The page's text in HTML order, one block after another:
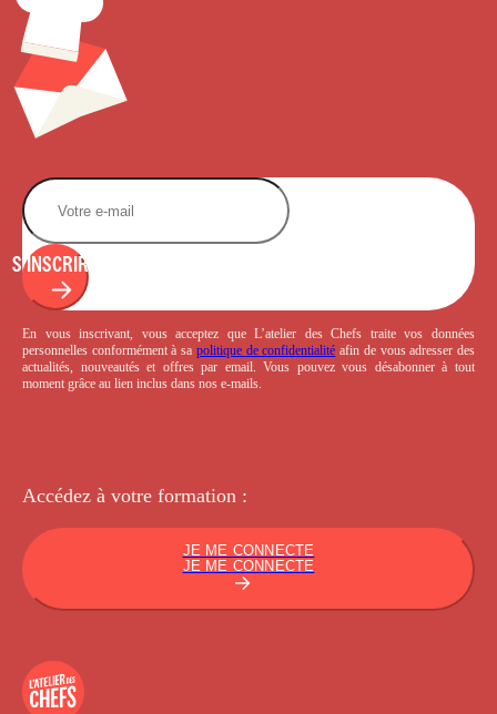
S'INSCRIRE
En vous inscrivant, vous acceptez que L’atelier des Chefs traite vos données
personnelles conformément à sa politique de confidentialité afin de vous adresser des
actualités, nouveautés et offres par email. Vous pouvez vous désabonner à tout
moment grâce au lien inclus dans nos e-mails.
Accédez à votre formation :
JE ME CONNECTE
JE ME CONNECTE